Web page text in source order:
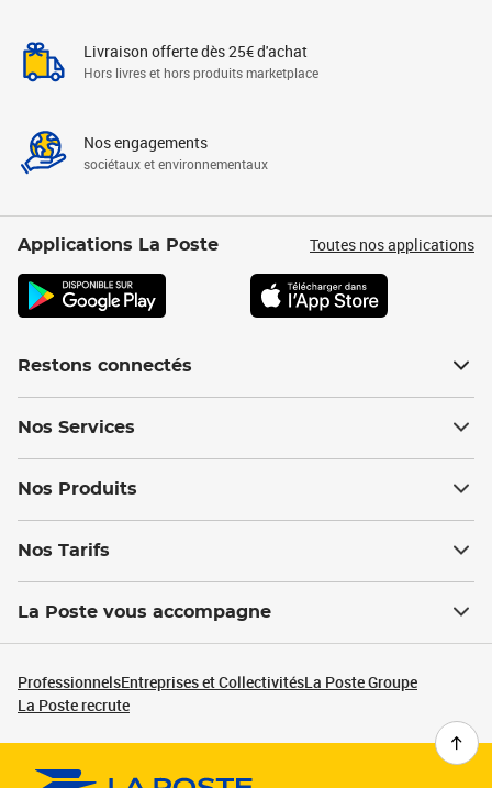
Livraison offerte dès 25€ d'achat
Hors livres et hors produits marketplace
Nos engagements
sociétaux et environnementaux
Applications La Poste Toutes nos applications
Restons connectés
Nos Services
Nos Produits
Nos Tarifs
La Poste vous accompagne
ProfessionnelsEntreprises et CollectivitésLa Poste Groupe
La Poste recrute